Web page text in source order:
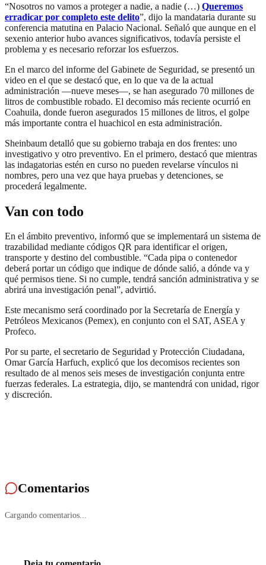
“Nosotros no vamos a proteger a nadie, a nadie (…) Queremos
erradicar por completo este delito”, dijo la mandataria durante su
conferencia matutina en Palacio Nacional. Señaló que aunque en el
sexenio anterior hubo avances significativos, todavía persiste el
problema y es necesario reforzar los esfuerzos.
En el marco del informe del Gabinete de Seguridad, se presentó un
video en el que se destacó que, en lo que va de la actual
administración —nueve meses—, se han asegurado 70 millones de
litros de combustible robado. El decomiso más reciente ocurrió en
Coahuila, donde fueron asegurados 15 millones de litros, el golpe
más importante contra el huachicol en esta administración.
Sheinbaum detalló que su gobierno trabaja en dos frentes: uno
investigativo y otro preventivo. En el primero, destacó que mientras
las indagatorias estén en curso no pueden revelarse vínculos ni
nombres, pero una vez que haya pruebas y detenciones, se
procederá legalmente.
Van con todo
En el ámbito preventivo, informó que se implementará un sistema de
trazabilidad mediante códigos QR para identificar el origen,
transporte y destino del combustible. “Cada pipa o contenedor
deberá portar un código que indique de dónde salió, a dónde va y
qué permisos tiene. Si no cumple, tendrá sanción administrativa y se
abrirá una investigación penal”, advirtió.
Este mecanismo será coordinado por la Secretaría de Energía y
Petróleos Mexicanos (Pemex), en conjunto con el SAT, ASEA y
Profeco.
Por su parte, el secretario de Seguridad y Protección Ciudadana,
Omar García Harfuch, explicó que los decomisos recientes son
resultado de al menos seis meses de investigación conjunta entre
fuerzas federales. La estrategia, dijo, se mantendrá con unidad, rigor
y discreción.
Comentarios
Cargando comentarios...